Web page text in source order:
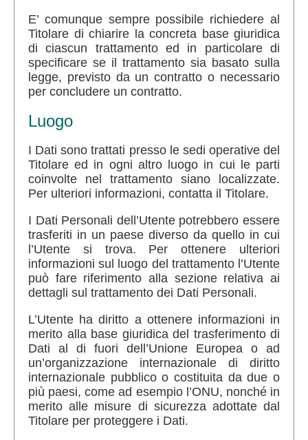
E’ comunque sempre possibile richiedere al
Titolare di chiarire la concreta base giuridica
di ciascun trattamento ed in particolare di
specificare se il trattamento sia basato sulla
legge, previsto da un contratto o necessario
per concludere un contratto.
Luogo
I Dati sono trattati presso le sedi operative del
Titolare ed in ogni altro luogo in cui le parti
coinvolte nel trattamento siano localizzate.
Per ulteriori informazioni, contatta il Titolare.
I Dati Personali dell’Utente potrebbero essere
trasferiti in un paese diverso da quello in cui
l’Utente si trova. Per ottenere ulteriori
informazioni sul luogo del trattamento l’Utente
può fare riferimento alla sezione relativa ai
dettagli sul trattamento dei Dati Personali.
L’Utente ha diritto a ottenere informazioni in
merito alla base giuridica del trasferimento di
Dati al di fuori dell’Unione Europea o ad
un’organizzazione internazionale di diritto
internazionale pubblico o costituita da due o
più paesi, come ad esempio l’ONU, nonché in
merito alle misure di sicurezza adottate dal
Titolare per proteggere i Dati.